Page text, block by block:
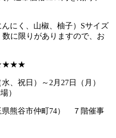
にく、山椒、柚子）Sサイズ
数に限りがありますので、お
、祝日）～2月27日（月）
）
熊谷市仲町74） ７階催事